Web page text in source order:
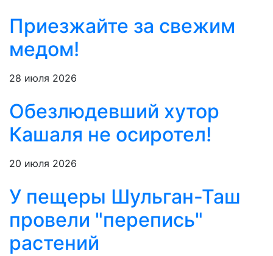
Приезжайте за свежим
медом!
28 июля 2026
Обезлюдевший хутор
Кашаля не осиротел!
20 июля 2026
У пещеры Шульган-Таш
провели "перепись"
растений